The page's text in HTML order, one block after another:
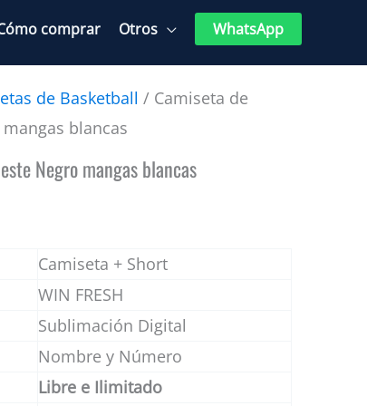
comprar Otros WhatsApp
de Basketball / Camiseta de
blancas
Negro mangas blancas
Camiseta + Short
WIN FRESH
Sublimación Digital
Nombre y Número
Libre e Ilimitado